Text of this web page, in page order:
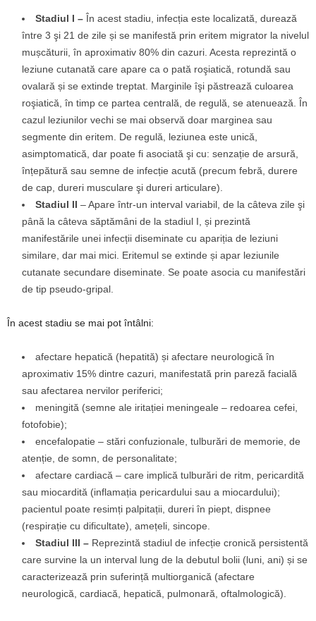
Stadiul I – În acest stadiu, infecția este localizată, durează
între 3 şi 21 de zile și se manifestă prin eritem migrator la nivelul
mușcăturii, în aproximativ 80% din cazuri. Acesta reprezintă o
leziune cutanată care apare ca o pată roşiatică, rotundă sau
ovalară și se extinde treptat. Marginile îşi păstrează culoarea
roşiatică, în timp ce partea centrală, de regulă, se atenuează. În
cazul leziunilor vechi se mai observă doar marginea sau
segmente din eritem. De regulă, leziunea este unică,
asimptomatică, dar poate fi asociată şi cu: senzație de arsură,
înțepătură sau semne de infecție acută (precum febră, durere
de cap, dureri musculare şi dureri articulare).
Stadiul II – Apare într-un interval variabil, de la câteva zile şi
până la câteva săptămâni de la stadiul I, și prezintă
manifestările unei infecții diseminate cu apariția de leziuni
similare, dar mai mici. Eritemul se extinde și apar leziunile
cutanate secundare diseminate. Se poate asocia cu manifestări
de tip pseudo-gripal.
În acest stadiu se mai pot întâlni:
afectare hepatică (hepatită) și afectare neurologică în
aproximativ 15% dintre cazuri, manifestată prin pareză facială
sau afectarea nervilor periferici;
meningită (semne ale iritației meningeale – redoarea cefei,
fotofobie);
encefalopatie – stări confuzionale, tulburări de memorie, de
atenție, de somn, de personalitate;
afectare cardiacă – care implică tulburări de ritm, pericardită
sau miocardită (inflamația pericardului sau a miocardului);
pacientul poate resimți palpitații, dureri în piept, dispnee
(respirație cu dificultate), amețeli, sincope.
Stadiul III – Reprezintă stadiul de infecție cronică persistentă
care survine la un interval lung de la debutul bolii (luni, ani) și se
caracterizează prin suferință multiorganică (afectare
neurologică, cardiacă, hepatică, pulmonară, oftalmologică).